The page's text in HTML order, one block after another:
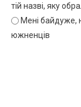
тій назві, яку
Мені байдуже,
южненців